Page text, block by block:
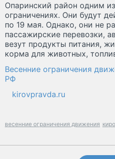
Опаринский район одним
ограничениях. Они будут
по 19 мая. Однако, они не
пассажирские перевозки,
везут продукты питания,
корма для животных,
Весенние ограничения
РФ
kirovpravda.ru
весенние ограничения движения